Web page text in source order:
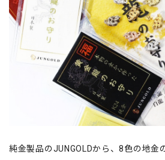
純金製品のJUNGOLDから、8色の地金